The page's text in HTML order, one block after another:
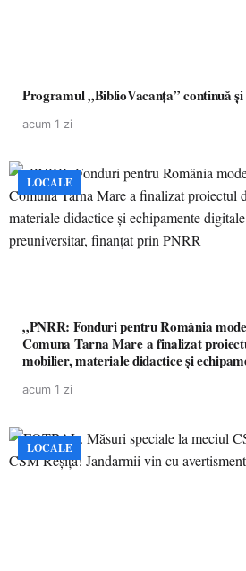
Programul „BiblioVacanța” continuă
acum 1 zi
LOCALE
„PNRR: Fonduri pentru România
Comuna Tarna Mare a finalizat
mobilier, materiale didactice și
acum 1 zi
LOCALE